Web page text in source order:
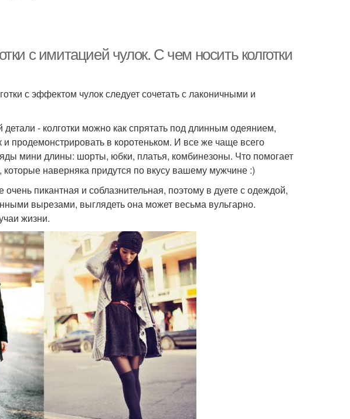
с имитацией чулок. С чем носить колготки
с эффектом чулок следует сочетать с лаконичными и
- колготки можно как спрятать под длинным одеянием,
продемонстрировать в коротеньком. И все же чаще всего
мини длины: шорты, юбки, платья, комбинезоны. Что помогает
наверняка придутся по вкусу вашему мужчине :)
пикантная и соблазнительная, поэтому в дуете с одеждой,
вырезами, выглядеть она может весьма вульгарно.
жизни.